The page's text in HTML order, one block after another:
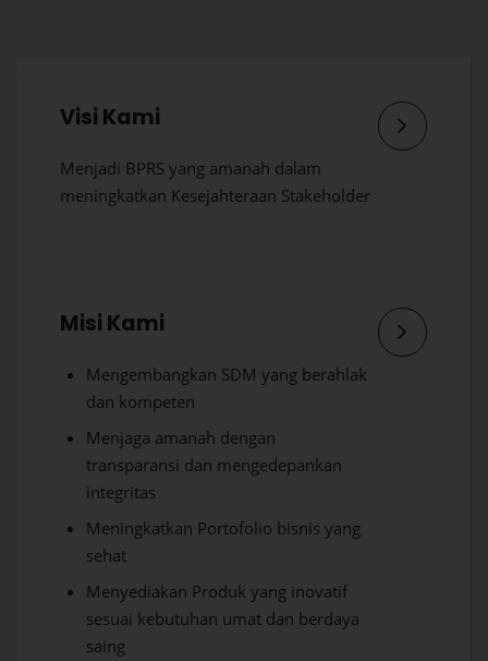
Visi Kami
Menjadi BPRS yang amanah dalam
meningkatkan Kesejahteraan Stakeholder
Misi Kami
Mengembangkan SDM yang berahlak
dan kompeten
Menjaga amanah dengan
transparansi dan mengedepankan
integritas
Meningkatkan Portofolio bisnis yang
sehat
Menyediakan Produk yang inovatif
sesuai kebutuhan umat dan berdaya
saing